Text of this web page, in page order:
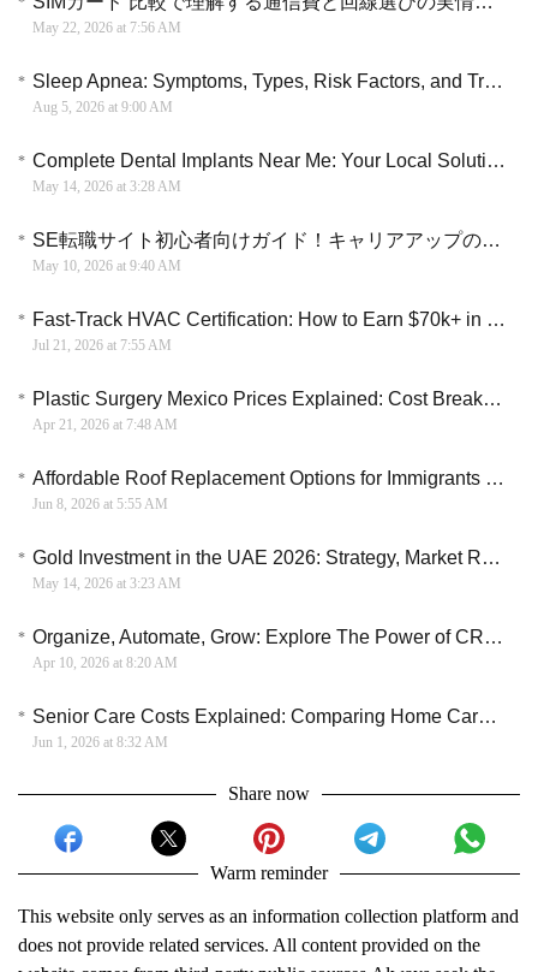
May 22, 2026 at 7:56 AM
Sleep Apnea: Symptoms, Types, Risk Factors, and Treatment Options
Aug 5, 2026 at 9:00 AM
Complete Dental Implants Near Me: Your Local Solution for a Lasting, Beautiful Smile
May 14, 2026 at 3:28 AM
SE転職サイト初心者向けガイド！キャリアアップのチャンスを逃さない
May 10, 2026 at 9:40 AM
Fast-Track HVAC Certification: How to Earn $70k+ in a Skilled Trade in Weeks
Jul 21, 2026 at 7:55 AM
Plastic Surgery Mexico Prices Explained: Cost Breakdown and Safe Options in 2026
Apr 21, 2026 at 7:48 AM
Affordable Roof Replacement Options for Immigrants and New Homeowners
Jun 8, 2026 at 5:55 AM
Gold Investment in the UAE 2026: Strategy, Market Rules, and Tax Benefits
May 14, 2026 at 3:23 AM
Organize, Automate, Grow: Explore The Power of CRM Marketing Automation
Apr 10, 2026 at 8:20 AM
Senior Care Costs Explained: Comparing Home Care, Assisted Living, and Long-Term Care
Jun 1, 2026 at 8:32 AM
Share now
Warm reminder
This website only serves as an information collection platform and
does not provide related services. All content provided on the